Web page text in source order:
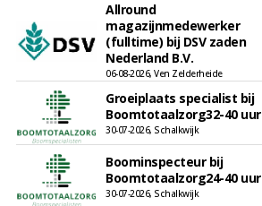
Allround
magazijnmedewerker
(fulltime) bij DSV zaden
Nederland B.V.
06-08-2026, Ven Zelderheide
Groeiplaats specialist bij
Boomtotaalzorg32-40 uur
30-07-2026, Schalkwijk
Boominspecteur bij
Boomtotaalzorg24-40 uur
30-07-2026, Schalkwijk